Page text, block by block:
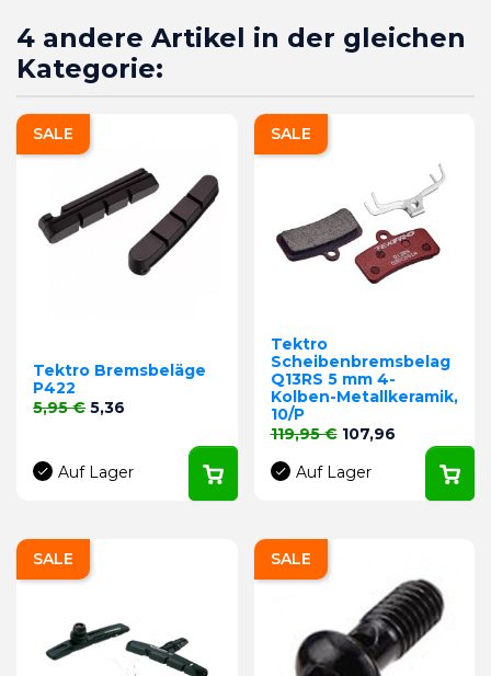
4 andere Artikel in der gleichen
Kategorie:
Tektro Bremsbeläge
P422
Verkaufspreis
5,95 € Preis
5,36
Auf Lager
SALE
Tektro
Scheibenbremsbelag
Q13RS 5 mm 4-
Kolben-Metallkeramik,
10/P
Verkaufspreis
119,95 € Preis
107,96
Auf Lager
SALE
SALE SALE